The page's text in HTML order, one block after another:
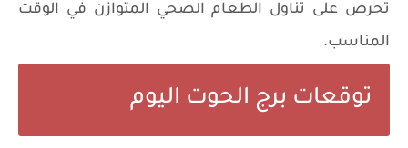
تحرص على تناول الطعام الصحي المتوازن في الوقت
المناسب.
توقعات برج الحوت اليوم